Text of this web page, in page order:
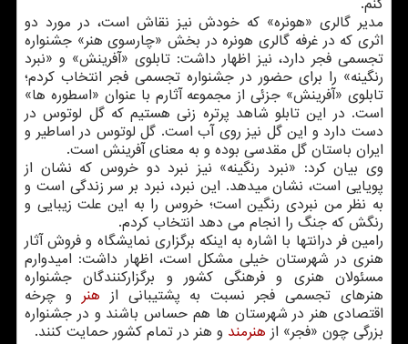
مدیر گالری «هونره» كه خودش نیز نقاش است، در مورد دو
اثری كه در غرفه گالری هونره در بخش «چارسوی هنر» جشنواره
تجسمی فجر دارد، نیز اظهار داشت: تابلوی «آفرینش» و «نبرد
رنگینه» را برای حضور در جشنواره تجسمی فجر انتخاب كردم؛
تابلوی «آفرینش» جزئی از مجموعه آثارم با عنوان «اسطوره ها»
است. در این تابلو شاهد پرتره زنی هستیم كه گل لوتوس در
دست دارد و این گل نیز روی آب است. گل لوتوس در اساطیر و
ایران باستان گل مقدسی بوده و به معنای آفرینش است.
وی بیان كرد: «نبرد رنگینه» نیز نبرد دو خروس كه نشان از
پویایی است، نشان میدهد. این نبرد، نبرد بر سر زندگی است و
به نظر من نبردی رنگین است؛ خروس را به این علت زیبایی و
رنگش كه جنگ را انجام می دهد انتخاب كردم.
رامین فر درانتها با اشاره به اینكه برگزاری نمایشگاه و فروش آثار
هنری در شهرستان خیلی مشكل است، اظهار داشت: امیدوارم
مسئولان هنری و فرهنگی كشور و برگزاركنندگان جشنواره
هنرهای تجسمی فجر نسبت به پشتیبانی از هنر و چرخه
اقتصادی هنر در شهرستان ها هم حساس باشند و در جشنواره
بزرگی چون «فجر» از هنرمند و هنر در تمام كشور حمایت كنند.